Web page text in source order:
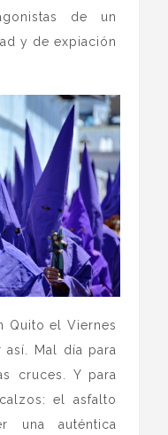
de un
y de expiación
Quito el Viernes
así. Mal día para
cruces. Y para
el asfalto
una auténtica